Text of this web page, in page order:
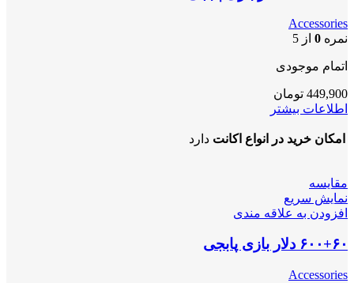
Accessories
نمره 0 از 5
اتمام موجودی
449,900 تومان
اطلاعات بیشتر
امکان خرید در انواع اکانت دارد
مقايسه
نمایش سریع
افزودن به علاقه مندی
۶۰۰+۶۰ دلار بازی پابجی
Accessories